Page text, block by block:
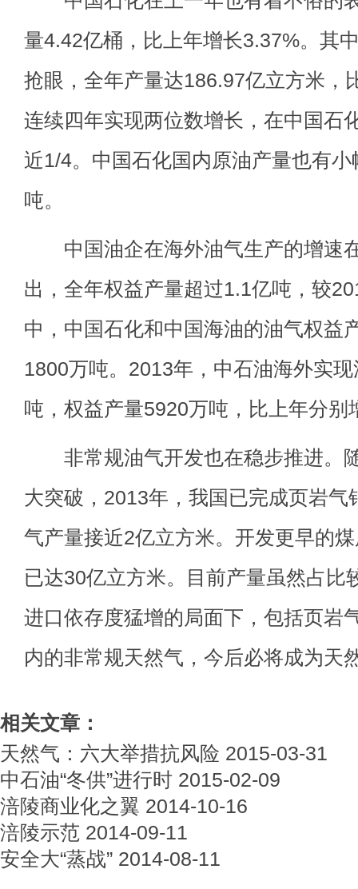
量4.42亿桶，比上年增长3.37%。其
抢眼，全年产量达186.97亿立方米，
连续四年实现两位数增长，在中国石
近1/4。中国石化国内原油产量也有
吨。
中国油企在海外油气生产的增速
出，全年权益产量超过1.1亿吨，较
中，中国石化和中国海油的油气权益
1800万吨。2013年，中石油海外实
吨，权益产量5920万吨，比上年分别
非常规油气开发也在稳步推进。
大突破，2013年，我国已完成页岩气
气产量接近2亿立方米。开发更早的
已达30亿立方米。目前产量虽然占比
进口依存度猛增的局面下，包括页岩
内的非常规天然气，今后必将成为天
相关文章：
天然气：六大举措抗风险 2015-03-31
中石油“冬供”进行时 2015-02-09
涪陵商业化之翼 2014-10-16
涪陵示范 2014-09-11
安全大“蒸战” 2014-08-11